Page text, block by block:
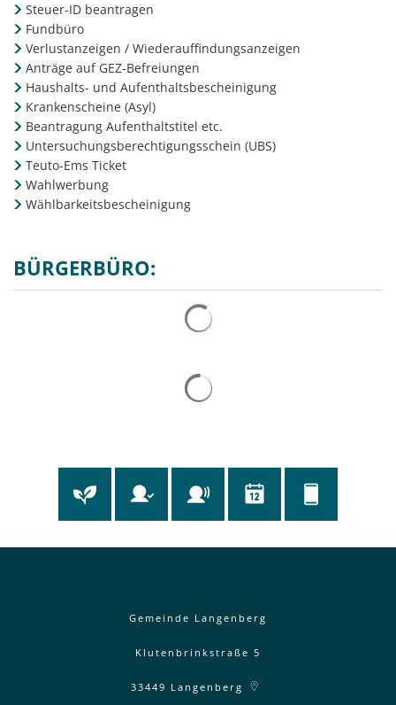
Steuer-ID beantragen
Fundbüro
Verlustanzeigen / Wiederauffindungsanzeigen
Anträge auf GEZ-Befreiungen
Haushalts- und Aufenthaltsbescheinigung
Krankenscheine (Asyl)
Beantragung Aufenthaltstitel etc.
Untersuchungsberechtigungsschein (UBS)
Teuto-Ems Ticket
Wahlwerbung
Wählbarkeitsbescheinigung
BÜRGERBÜRO:
Gemeinde Langenberg
Klutenbrinkstraße 5
33449 Langenberg